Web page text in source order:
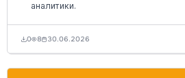
аналитики.
0 8 30.06.2026